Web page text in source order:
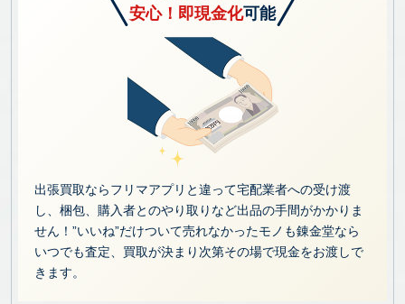
安心！即現金化可能
出張買取ならフリマアプリと違って宅配業者への受け渡
し、梱包、購入者とのやり取りなど出品の手間がかかりま
せん！”いいね”だけついて売れなかったモノも錬金堂なら
いつでも査定、買取が決まり次第その場で現金をお渡しで
きます。